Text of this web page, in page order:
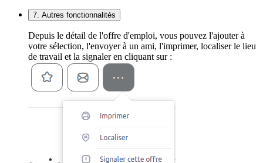
7. Autres fonctionnalités
Depuis le détail de l'offre d'emploi, vous pouvez l'ajouter à
votre sélection, l'envoyer à un ami, l'imprimer, localiser le lieu
de travail et la signaler en cliquant sur :